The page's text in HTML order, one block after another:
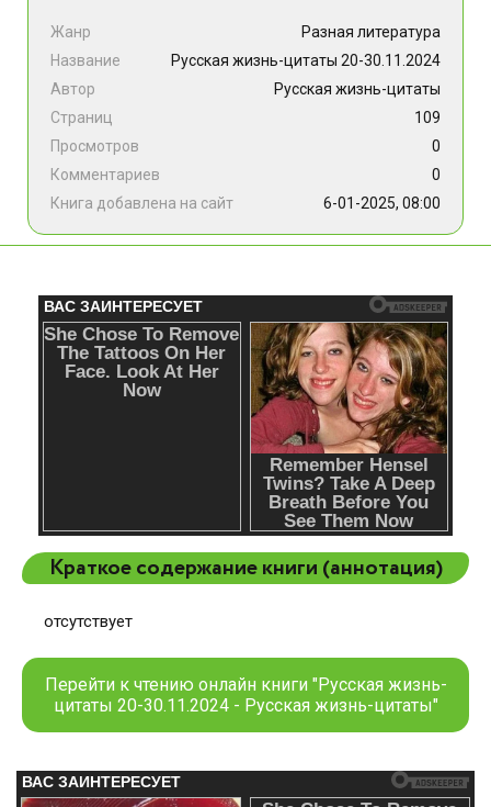
Жанр
Разная литература
Название
Русская жизнь-цитаты 20-30.11.2024
Автор
Русская жизнь-цитаты
Страниц
109
Просмотров
0
Комментариев
0
Книга добавлена на сайт
6-01-2025, 08:00
Краткое содержание книги (аннотация)
отсутствует
Перейти к чтению онлайн книги "Русская жизнь-
цитаты 20-30.11.2024 - Русская жизнь-цитаты"